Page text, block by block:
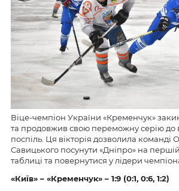
Віце-чемпіон України «Кременчук»
та продовжив свою переможну серію до
поспіль. Ця вікторія дозволила команді
Савицького посунути «Дніпро» на
таблиці та повернутися у лідери
«Київ» – «Кременчук» – 1:9 (0:1, 0:6, 1:2)